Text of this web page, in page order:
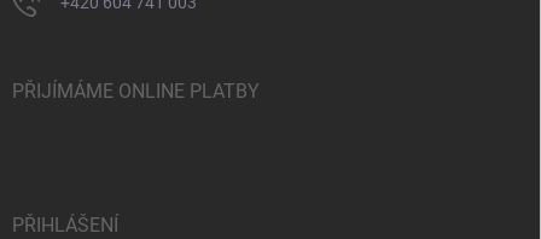
PŘIJÍMÁME ONLINE PLATBY
PŘIHLÁŠENÍ